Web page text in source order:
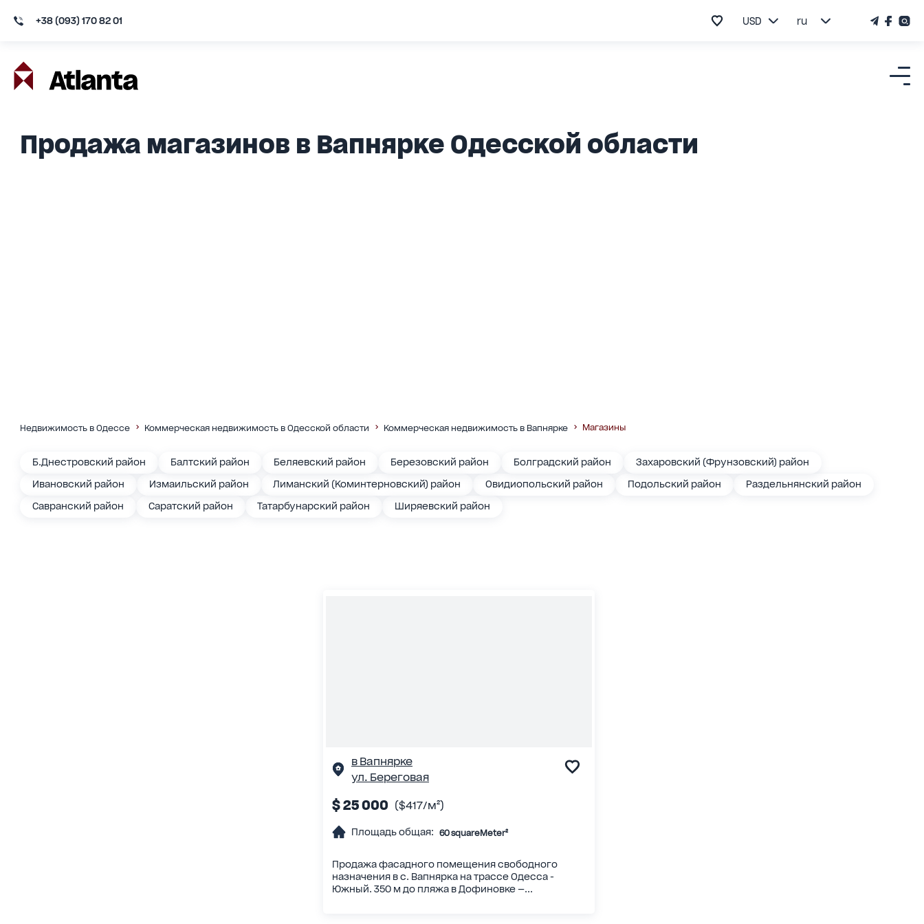
+38 (093) 170 82 01 USD ru
Продажа магазинов в Вапнярке Одесской области
Недвижимость в Одессе Коммерческая недвижимость в Одесской области Коммерческая недвижимость в Вапнярке Магазины
Б.Днестровский район Балтский район Беляевский район Березовский район Болградский район
Захаровский (Фрунзовский) район
Ивановский район
Измаильский район Лиманский (Коминтерновский) район Овидиопольский район Подольский район
Раздельнянский район
Савранский район
Саратский район Татарбунарский район Ширяевский район
в Вапнярке
ул. Береговая
$ 25 000 ($417/м²)
Площадь общая: 60 squareMeter²
Продажа фасадного помещения свободного
назначения в с. Вапнярка на трассе Одесса -
Южный. 350 м до пляжа в Дофиновке —...